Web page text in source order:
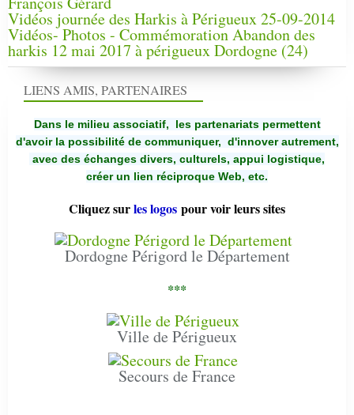
Vidéos journée des Harkis à Périgueux 25-09-2014
Vidéos- Photos - Commémoration Abandon des
harkis 12 mai 2017 à périgueux Dordogne (24)
LIENS AMIS, PARTENAIRES
Dans le milieu associatif, les partenariats permettent
d'avoir la possibilité de communiquer, d'innover autrement,
avec des échanges divers, culturels, appui logistique,
créer un lien réciproque Web, etc.
Cliquez surles logos pour voir leurs sites
Dordogne Périgord le Département
***
Ville de Périgueux
Secours de France